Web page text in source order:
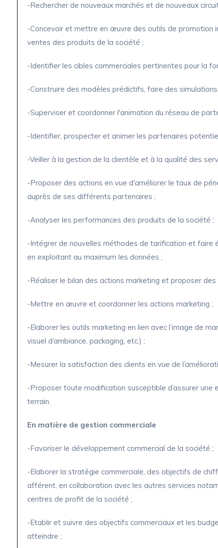
-Rechercher de nouveaux marchés et de nouveaux
-Concevoir et mettre en œuvre des outils de promotion
ventes des produits de la société ;
-Identifier les cibles commerciales pertinentes pour la
-Construire des modèles prédictifs, faire des
-Superviser et coordonner l'animation du réseau de
-Identifier, prospecter et animer les partenaires
-Veiller à la gestion de la clientèle et à la qualité des
-Proposer des actions en vue d'améliorer le taux de
auprès de ses différents partenaires ;
-Analyser les performances des produits de la société ;
-Intégrer de nouvelles méthodes de tarification et faire
en exploitant au maximum les données ;
-Réaliser le bilan des actions marketing et proposer
-Mettre en œuvre et coordonner les actions marketing ;
-Elaborer les outils marketing en lien avec l’image de
visuel d’ambiance, packaging, etc.) ;
-Mesurer la satisfaction des clients en vue de
-Proposer toute modification susceptible d’assurer une
terrain.
En matière de gestion commerciale
-Favoriser le développement commercial de la société ;
-Elaborer la stratégie commerciale, des objectifs de
afférent, en collaboration avec les autres services
centres de profit de la société ;
-Etablir et suivre des objectifs commerciaux et les
atteindre ;